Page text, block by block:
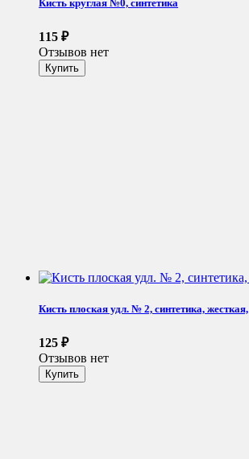
Кисть круглая №0, синтетика
115 ₽
Отзывов нет
Кисть плоская удл. № 2, синтетика, жесткая,
125 ₽
Отзывов нет